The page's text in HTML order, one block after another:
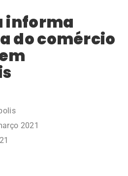
informa
do comércio
2021